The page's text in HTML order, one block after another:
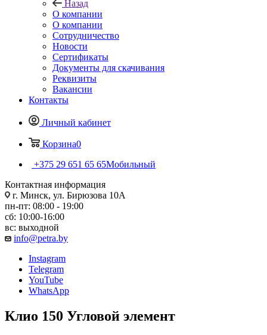
Назад
О компании
О компании
Сотрудничество
Новости
Сертификаты
Документы для скачивания
Реквизиты
Вакансии
Контакты
Личный кабинет
Корзина0
+375 29 651 65 65Мобильный
Контактная информация
г. Минск, ул. Бирюзова 10А
пн-пт: 08:00 - 19:00
сб: 10:00-16:00
вс: выходной
info@petra.by
Instagram
Telegram
YouTube
WhatsApp
Клио 150 Угловой элемент